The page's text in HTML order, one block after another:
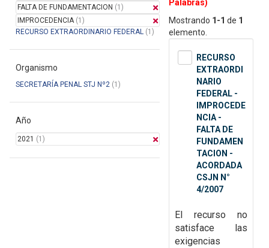
FALTA DE FUNDAMENTACION (1)
IMPROCEDENCIA(1)
RECURSO EXTRAORDINARIO FEDERAL (1)
Organismo
SECRETARÍA PENAL STJ Nº2 (1)
Año
2021 (1)
Palabras)
Mostrando 1-1 de 1
elemento.
RECURSO
EXTRAORDI
NARIO
FEDERAL -
IMPROCEDE
NCIA -
FALTA DE
FUNDAMEN
TACION -
ACORDADA
CSJN N°
4/2007
El recurso no
satisface las
exigencias